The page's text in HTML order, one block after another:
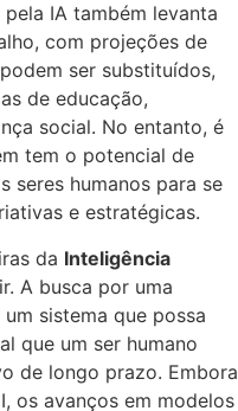
IA também levanta
com projeções de
ser substituídos,
de educação,
social. No entanto, é
tem o potencial de
seres humanos para se
e estratégicas.
da Inteligência
A busca por uma
sistema que possa
que um ser humano
de longo prazo. Embora
os avanços em modelos